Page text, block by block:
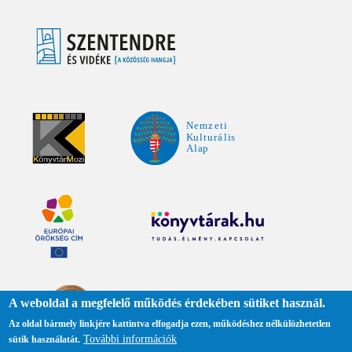
A weboldal a megfelelő működés érdekében sütiket használ.
Az oldal bármely linkjére kattintva elfogadja ezen, működéshez nélkülözhetetlen
sütik használatát. További információk